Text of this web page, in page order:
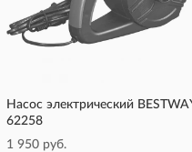
Насос электрический
62258
1 950 руб.